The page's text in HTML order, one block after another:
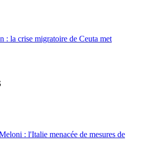
: la crise migratoire de Ceuta met
: l'Italie menacée de mesures de